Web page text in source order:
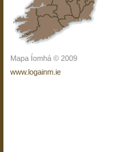
Mapa Íomhá © 2009
www.logainm.ie